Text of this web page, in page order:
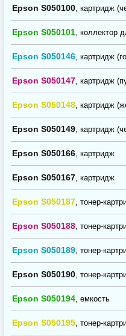
Epson S050100, картридж
Epson S050101, коллектор
Epson S050146, картридж
Epson S050147, картридж
Epson S050148, картридж
Epson S050149, картридж
Epson S050166, картридж
Epson S050167, картридж
Epson S050187, тонер-
Epson S050188, тонер-
Epson S050189, тонер-
Epson S050190, тонер-
Epson S050194, емкость
Epson S050195, тонер-